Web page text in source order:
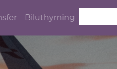
Biluthyrning